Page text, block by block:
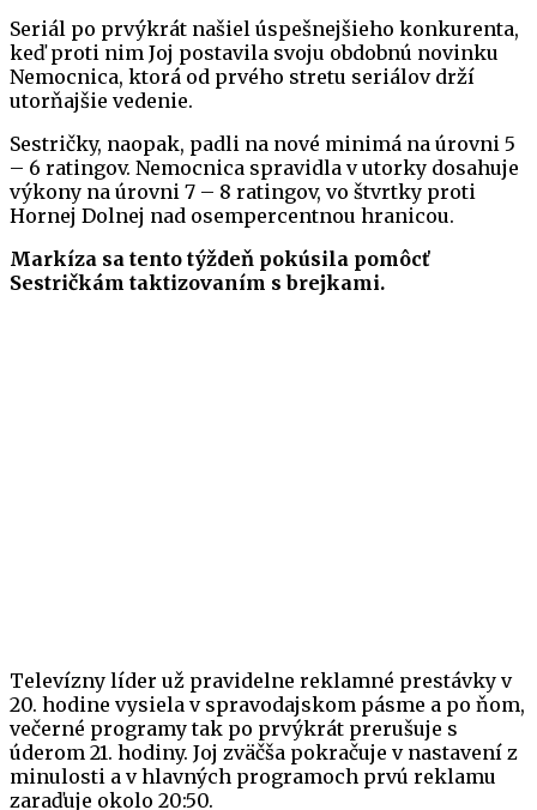
Seriál po prvýkrát našiel úspešnejšieho konkurenta,
keď proti nim Joj postavila svoju obdobnú novinku
Nemocnica, ktorá od prvého stretu seriálov drží
utorňajšie vedenie.
Sestričky, naopak, padli na nové minimá na úrovni 5
– 6 ratingov. Nemocnica spravidla v utorky dosahuje
výkony na úrovni 7 – 8 ratingov, vo štvrtky proti
Hornej Dolnej nad osempercentnou hranicou.
Markíza sa tento týždeň pokúsila pomôcť
Sestričkám taktizovaním s brejkami.
Televízny líder už pravidelne reklamné prestávky v
20. hodine vysiela v spravodajskom pásme a po ňom,
večerné programy tak po prvýkrát prerušuje s
úderom 21. hodiny. Joj zväčša pokračuje v nastavení z
minulosti a v hlavných programoch prvú reklamu
zaraďuje okolo 20:50.